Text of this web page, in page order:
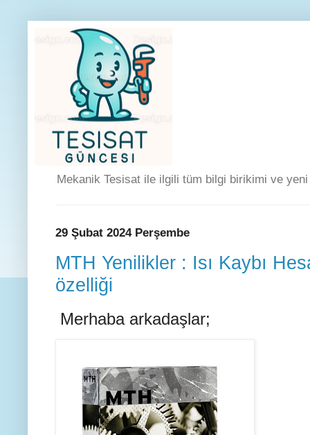
Mekanik Tesisat ile ilgili tüm bilgi birikimi ve
29 Şubat 2024 Perşembe
MTH Yenilikler : Isı Kaybı
özelliği
Merhaba arkadaşlar;